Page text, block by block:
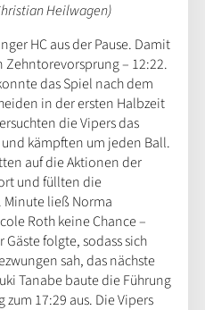
Heilwagen)
HC aus der Pause. Damit
Zehntorevorsprung – 12:22.
das Spiel nach dem
in der ersten Halbzeit
die Vipers das
kämpften um jeden Ball.
auf die Aktionen der
und füllten die
Minute ließ Norma
Roth keine Chance –
Gäste folgte, sodass sich
sah, das nächste
Tanabe baute die Führung
17:29 aus. Die Vipers